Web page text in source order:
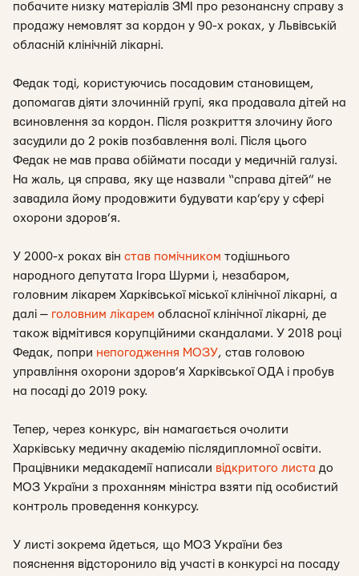
побачите низку матеріалів ЗМІ про резонансну справу з
продажу немовлят за кордон у 90-х роках, у Львівській
обласній клінічній лікарні.
Федак тоді, користуючись посадовим становищем,
допомагав діяти злочинній групі, яка продавала дітей на
всиновлення за кордон. Після розкриття злочину його
засудили до 2 років позбавлення волі. Після цього
Федак не мав права обіймати посади у медичній галузі.
На жаль, ця справа, яку ще назвали “справа дітей” не
завадила йому продовжити будувати кар’єру у сфері
охорони здоров’я.
У 2000-х роках він став помічником тодішнього
народного депутата Ігора Шурми і, незабаром,
головним лікарем Харківської міської клінічної лікарні, а
далі — головним лікарем обласної клінічної лікарні, де
також відмітився корупційними скандалами. У 2018 році
Федак, попри непогодження МОЗУ, став головою
управління охорони здоров’я Харківської ОДА і пробув
на посаді до 2019 року.
Тепер, через конкурс, він намагається очолити
Харківську медичну академію післядипломної освіти.
Працівники медакадемії написали відкритого листа до
МОЗ України з проханням міністра взяти під особистий
контроль проведення конкурсу.
У листі зокрема йдеться, що МОЗ України без
пояснення відсторонило від участі в конкурсі на посаду